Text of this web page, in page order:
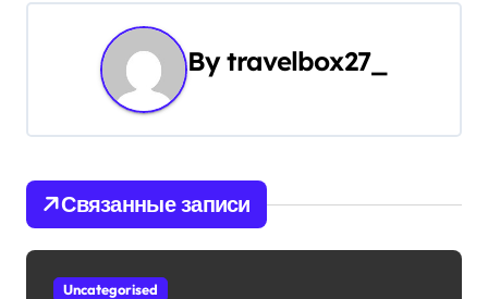
и
я
п
о
Bytravelbox27_
Связанные записи
Uncategorised